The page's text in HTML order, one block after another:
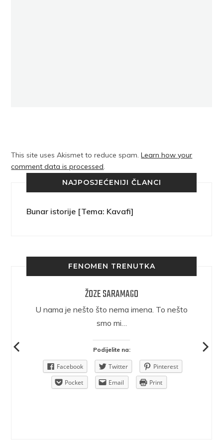
This site uses Akismet to reduce spam.Learn how your
comment data is processed.
NAJPOSJEĆENIJI ČLANCI
Bunar istorije [Tema: Kavafi]
FENOMEN TRENUTKA
ŽOZE SARAMAGO
U nama je nešto što nema imena. To nešto
smo mi…
Podijelite na:
Facebook Twitter
Pinterest
Pocket
Email Print